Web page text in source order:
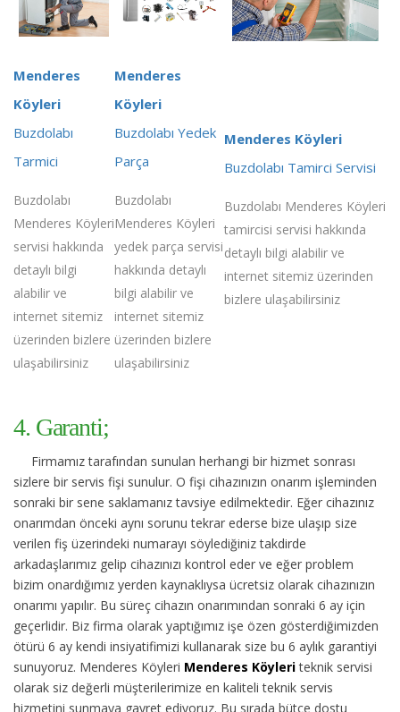
Menderes
Köyleri
Buzdolabı
Tarmici
Buzdolabı
Menderes Köyleri
servisi hakkında
detaylı bilgi
alabilir ve
internet sitemiz
üzerinden bizlere
ulaşabilirsiniz
Menderes
Köyleri
Buzdolabı Yedek
Parça
Buzdolabı
Menderes Köyleri
yedek parça servisi
hakkında detaylı
bilgi alabilir ve
internet sitemiz
üzerinden bizlere
ulaşabilirsiniz
Menderes Köyleri
Buzdolabı Tamirci Servisi
Buzdolabı Menderes Köyleri
tamircisi servisi hakkında
detaylı bilgi alabilir ve
internet sitemiz üzerinden
bizlere ulaşabilirsiniz
4. Garanti;
Firmamız tarafından sunulan herhangi bir hizmet sonrası
sizlere bir servis fişi sunulur. O fişi cihazınızın onarım işleminden
sonraki bir sene saklamanız tavsiye edilmektedir. Eğer cihazınız
onarımdan önceki aynı sorunu tekrar ederse bize ulaşıp size
verilen fiş üzerindeki numarayı söylediğiniz takdirde
arkadaşlarımız gelip cihazınızı kontrol eder ve eğer problem
bizim onardığımız yerden kaynaklıysa ücretsiz olarak cihazınızın
onarımı yapılır. Bu süreç cihazın onarımından sonraki 6 ay için
geçerlidir. Biz firma olarak yaptığımız işe özen gösterdiğimizden
ötürü 6 ay kendi insiyatifimizi kullanarak size bu 6 aylık garantiyi
sunuyoruz. Menderes Köyleri Menderes Köyleri teknik servisi
olarak siz değerli müşterilerimize en kaliteli teknik servis
hizmetini sunmaya gayret ediyoruz. Bu sırada bütçe dostu